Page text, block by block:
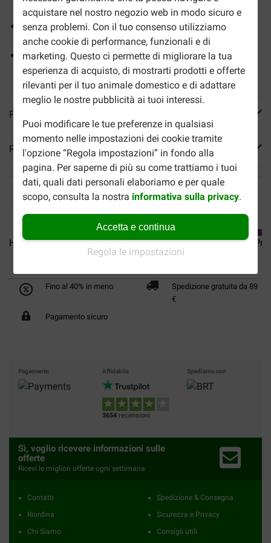
acquistare nel nostro negozio web in modo sicuro e
senza problemi. Con il tuo consenso utilizziamo
anche cookie di performance, funzionali e di
marketing. Questo ci permette di migliorare la tua
esperienza di acquisto, di mostrarti prodotti e offerte
rilevanti per il tuo animale domestico e di adattare
meglio le nostre pubblicità ai tuoi interessi.
Puoi modificare le tue preferenze in qualsiasi
momento nelle impostazioni dei cookie tramite
l'opzione “Regola impostazioni” in fondo alla
pagina. Per saperne di più su come trattiamo i tuoi
dati, quali dati personali elaboriamo e per quale
scopo, consulta la nostra informativa sulla privacy.
Accetta e continua
Regola le impostazioni
regolare la glicemia
Antiossidanti clinicamente testati per supportare un
sistema immunitario sano
Nutrizione clinica formulata per aiutare i gatti a perdere
peso e regolare la glicemia
Più informazioni
Reviews
Hill's Prescription Diet... Hill's Prescription Diet... Hill's
Fino al 40% in meno
Spedizione gratuita da 89
€
Pagamento sicuro
Pagamento Affidabile
3654 recensioni
Spediamo con
Sì, voglio ricevere informazioni sulle
offerte
Ricevi le migliori offerte ogni settimana
Contatti
Riordina
Chi Siamo
Spedizione & Consegna
Sicurezza e Privacy
Consigli utili